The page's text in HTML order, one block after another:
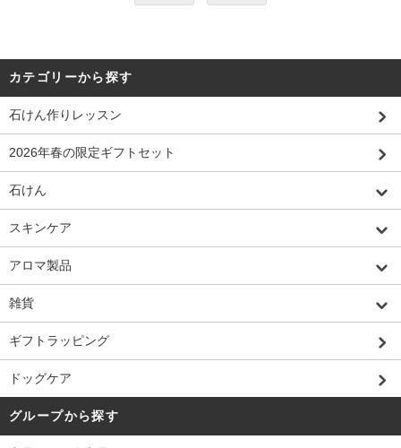
カテゴリーから探す
石けん作りレッスン
2026年春の限定ギフトセット
石けん
スキンケア
アロマ製品
雑貨
ギフトラッピング
ドッグケア
グループから探す